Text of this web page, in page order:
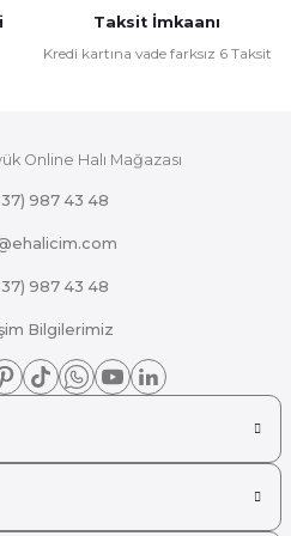
Taksit İmkaanı
Kredi kartına vade farksız 6 Taksit
Online Halı Mağazası
987 43 48
987 43 48
Bilgilerimiz